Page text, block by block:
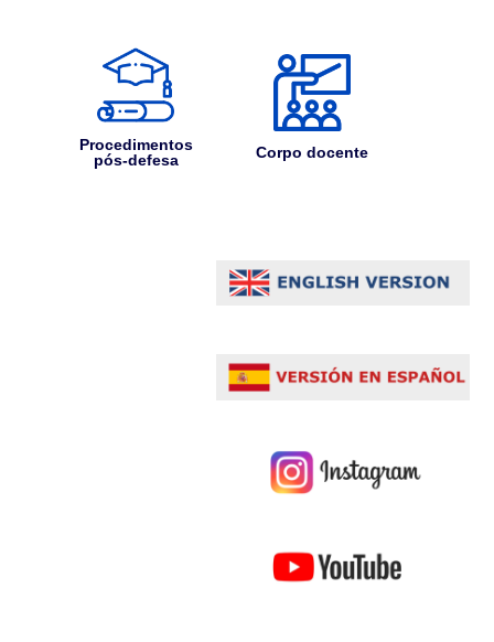
Procedimentos
pós-defesa
Corpo docente